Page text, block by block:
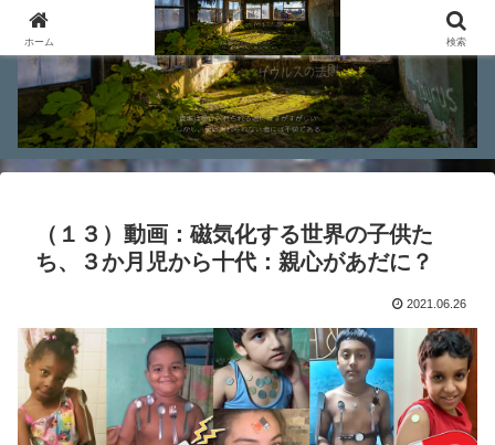
（１３）動画：磁気化する世界の子供た
ち、３か月児から十代：親心があだに？
2021.06.26
ホーム 検索